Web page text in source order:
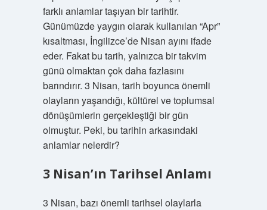
farklı anlamlar taşıyan bir tarihtir.
Günümüzde yaygın olarak kullanılan “Apr”
kısaltması, İngilizce’de Nisan ayını ifade
eder. Fakat bu tarih, yalnızca bir takvim
günü olmaktan çok daha fazlasını
barındırır. 3 Nisan, tarih boyunca önemli
olayların yaşandığı, kültürel ve toplumsal
dönüşümlerin gerçekleştiği bir gün
olmuştur. Peki, bu tarihin arkasındaki
anlamlar nelerdir?
3 Nisan’ın Tarihsel Anlamı
3 Nisan, bazı önemli tarihsel olaylarla